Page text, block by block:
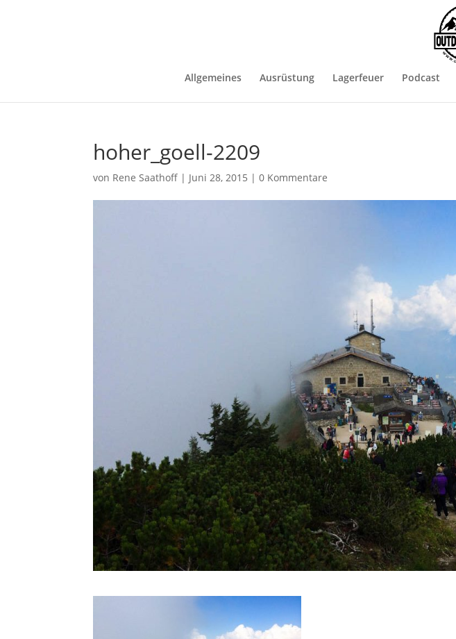
Allgemeines Ausrüstung Lagerfeuer Podcast
hoher_goell-2209
von Rene Saathoff | Juni 28, 2015 |0 Kommentare